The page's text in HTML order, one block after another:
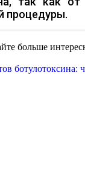
процедуры.
больше
ботулотоксина: